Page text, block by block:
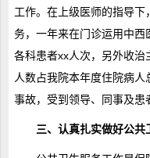
工作。在上级医师的指导
务，一年来在门诊运用中
各科患者xx人次，另外收
人数占我院本年度住院病
事故，受到领导、同事及患
三、认真扎实做好公共